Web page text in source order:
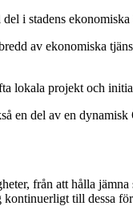
i stadens
av ekonomiska
lokala projekt och
en del av en
från att hålla
till dessa